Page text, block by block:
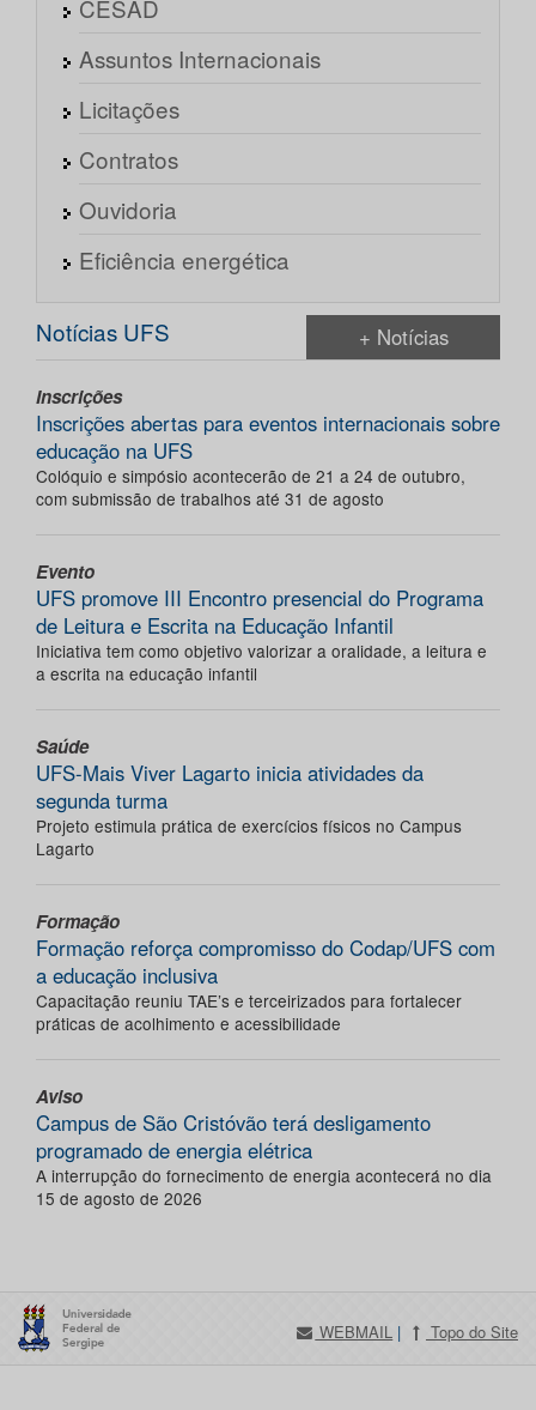
CESAD
Assuntos Internacionais
Licitações
Contratos
Ouvidoria
Eficiência energética
Notícias UFS + Notícias
Inscrições
Inscrições abertas para eventos internacionais sobre
educação na UFS
Colóquio e simpósio acontecerão de 21 a 24 de outubro,
com submissão de trabalhos até 31 de agosto
Evento
UFS promove III Encontro presencial do Programa
de Leitura e Escrita na Educação Infantil
Iniciativa tem como objetivo valorizar a oralidade, a leitura e
a escrita na educação infantil
Saúde
UFS-Mais Viver Lagarto inicia atividades da
segunda turma
Projeto estimula prática de exercícios físicos no Campus
Lagarto
Formação
Formação reforça compromisso do Codap/UFS com
a educação inclusiva
Capacitação reuniu TAE’s e terceirizados para fortalecer
práticas de acolhimento e acessibilidade
Aviso
Campus de São Cristóvão terá desligamento
programado de energia elétrica
A interrupção do fornecimento de energia acontecerá no dia
15 de agosto de 2026
WEBMAIL | Topo do Site